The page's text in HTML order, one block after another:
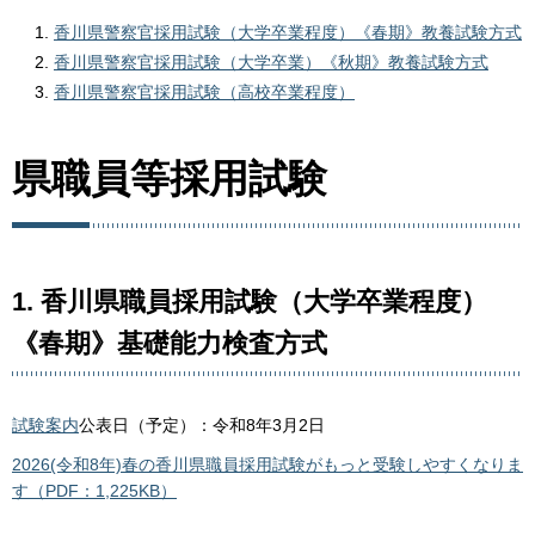
香川県警察官採用試験（大学卒業程度）《春期》教養試験方式
香川県警察官採用試験（大学卒業）《秋期》教養試験方式
香川県警察官採用試験（高校卒業程度）
県職員等採用試験
1. 香川県職員採用試験（大学卒業程度）
《春期》基礎能力検査方式
試験案内公表日（予定）：令和8年3月2日
2026(令和8年)春の香川県職員採用試験がもっと受験しやすくなりま
す（PDF：1,225KB）